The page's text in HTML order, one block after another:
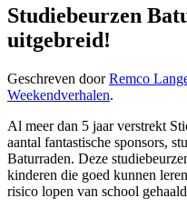
Studiebeurzen
uitgebreid!
Geschreven doorRemco
Weekendverhalen.
Al meer dan 5 jaar verstrekt
aantal fantastische sponsors,
Baturraden. Deze
kinderen die goed kunnen
risico lopen van school